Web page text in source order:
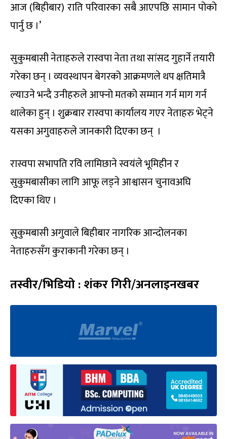
आज (बिहीबार) राति परिवारका सबै आएपछि सामान पोको
पार्नु छ ।’
सुकुमबासी नेताहरुले रास्वपा नेता तथा सांसद गुहार्ने तयारी
गरेका छन् । व्यवस्थापन बेगरको आक्रमणले थप क्षतिमात्रै
ल्याउने भन्दै उनीहरुले आफ्नो मतको सम्मान गर्न माग गर्न
थालेका हुन् । शुक्रबार रास्वपा कार्यालय गएर नेताहरु भेट्ने
यसका अगुवाहरुले जानकारी दिएका छन् ।
रास्वपा सभापति रवि लामिछाने स्वयंले भूमिहीन र
सुकुमबासीका लागि आफू लड्ने आश्वासन चुनावअघि
दिएका थिए ।
सुकुमबासी अगुवाले बिहीबार नागरिक आन्दोलनका
नेताहरुसँग कुराकानी गरेका छन् ।
तस्वीर/भिडियो : शंकर गिरी/अनलाइनखबर